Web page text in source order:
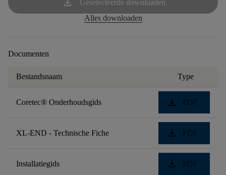
Geselecteerde downloaden
Alles downloaden
Documenten
Bestandsnaam Type
Coretec® Onderhoudsgids download PDF
XL-END - Technische Fiche download PDF
Installatiegids download PDF